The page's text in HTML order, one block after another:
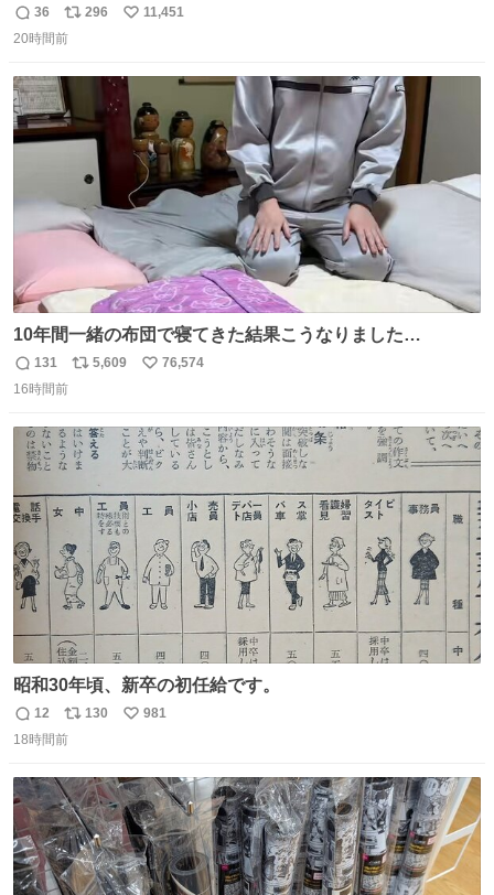
に 「千速さんですか！？」 と声をかけられた。 あぁ鞄の
装飾かなと思ったら 「背も高いし見た目もすごく千速さん
人＿ ＞今日は私服＜ ￣Y^Y^Y^Y^Y^￣ #白樹鳥取大阪コ
ナン旅行2026
返
信
36
リ
ポ
ト
数
296
い
数
11,451
20時間前
10年間一緒の布団で寝てきた結果こうなりました…
返
信
131
リ
ト
数
5,609
い
数
76,574
16時間前
昭和30年頃、新卒の初任給です。
返
信
12
リ
ポ
ト
数
130
い
数
981
18時間前